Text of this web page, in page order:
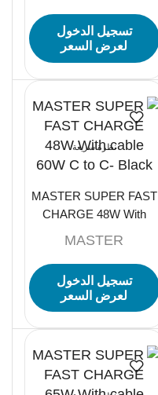
تسجيل الدخول
لعرض السعر
نظرة سريعة
MASTER SUPER FAST
CHARGE 48W With
MASTER
تسجيل الدخول
لعرض السعر